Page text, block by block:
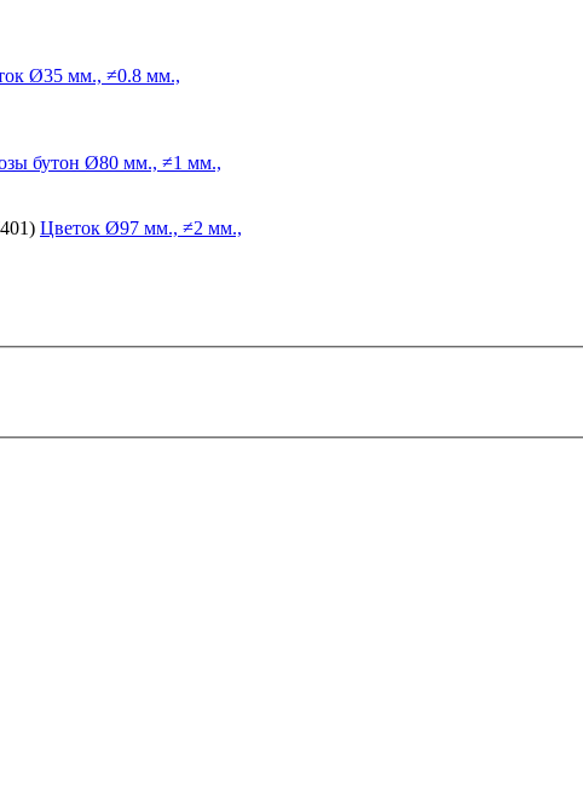
Ø35 мм., ≠0.8 мм.,
бутон Ø80 мм., ≠1 мм.,
Цветок Ø97 мм., ≠2 мм.,